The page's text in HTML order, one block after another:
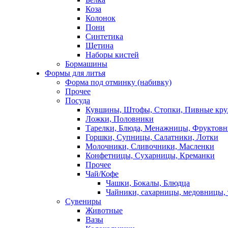
Коза
Колонок
Пони
Синтетика
Щетина
Наборы кистей
Бормашины
Формы для литья
Форма под отминку (набивку)
Прочее
Посуда
Кувшины, Штофы, Стопки, Пивные
Ложки, Половники
Тарелки, Блюда, Менажницы,
Горшки, Супницы, Салатники, Лотки
Молочники, Сливочники, Масленки
Конфетницы, Сухарницы, Креманки
Прочее
Чай/Кофе
Чашки, Бокалы, Блюдца
Чайники, сахарницы, медовницы,
Сувениры
Животные
Вазы